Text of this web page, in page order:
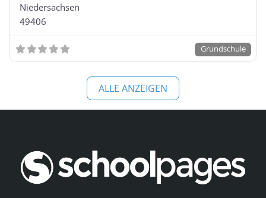
Kooperative Gesamtschule mit Grundschulzweig
Realschule
Niedersachsen
49406
Grundschule
ALLE ANZEIGEN